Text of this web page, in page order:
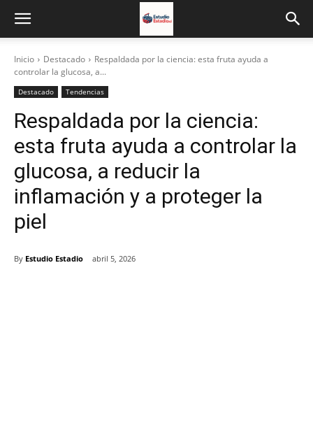
Inicio Destacado
Respaldada por la ciencia: esta fruta ayuda a
controlar la glucosa, a...
Destacado Tendencias
Respaldada por la ciencia:
esta fruta ayuda a controlar la
glucosa, a reducir la
inflamación y a proteger la
piel
By Estudio Estadio abril 5, 2026